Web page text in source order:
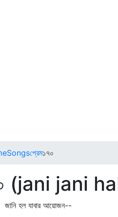
Songsপ্রেম১৭০
(jani jani
জানি হল যাবার আয়োজন--